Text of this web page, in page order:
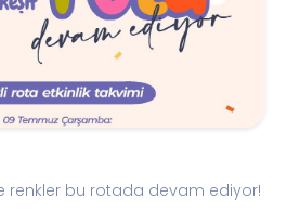
renkler bu rotada devam ediyor!